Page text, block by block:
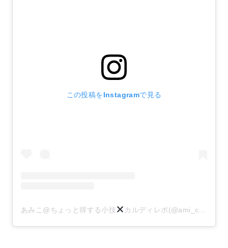
この投稿をInstagramで見る
あみこ@ちょっと得する小技 カルディレポ(@ami_co0320)がシェアした投稿